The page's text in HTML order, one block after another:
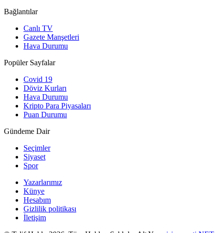
Bağlantılar
Canlı TV
Gazete Manşetleri
Hava Durumu
Popüler Sayfalar
Covid 19
Döviz Kurları
Hava Durumu
Kripto Para Piyasaları
Puan Durumu
Gündeme Dair
Seçimler
Siyaset
Spor
Yazarlarımız
Künye
Hesabım
Gizlilik politikası
İletişim